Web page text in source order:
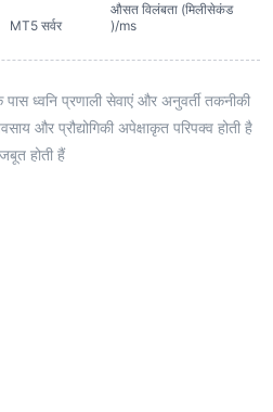
MT5 सर्वर
औसत विलंबता (मिलीसेकंड
)/ms
ध्वनि प्रणाली सेवाएं और अनुवर्ती तकनीकी
और प्रौद्योगिकी अपेक्षाकृत परिपक्व होती है
होती हैं